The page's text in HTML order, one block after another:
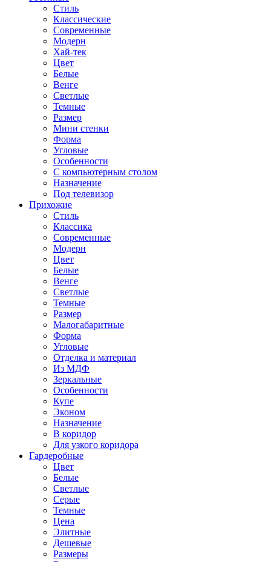
Стиль
Классические
Современные
Модерн
Хай-тек
Цвет
Белые
Венге
Светлые
Темные
Размер
Мини стенки
Форма
Угловые
Особенности
С компьютерным столом
Назначение
Под телевизор
Прихожие
Стиль
Классика
Современные
Модерн
Цвет
Белые
Венге
Светлые
Темные
Размер
Малогабаритные
Форма
Угловые
Отделка и материал
Из МДФ
Зеркальные
Особенности
Купе
Эконом
Назначение
В коридор
Для узкого коридора
Гардеробные
Цвет
Белые
Светлые
Серые
Темные
Цена
Элитные
Дешевые
Размеры